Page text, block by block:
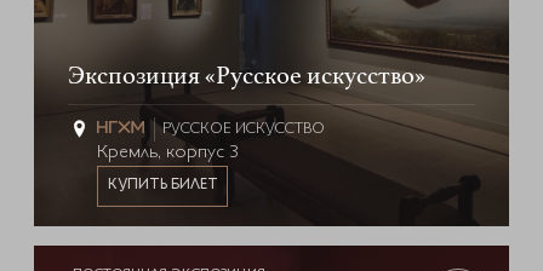
Экспозиция «Русское искусство»
РУССКОЕ ИСКУССТВО
Кремль, корпус 3
КУПИТЬ БИЛЕТ